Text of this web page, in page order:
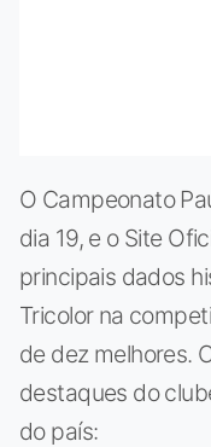
O Campeonato
dia 19, e o Site
principais dados
Tricolor na
de dez melhores.
destaques do
do país: